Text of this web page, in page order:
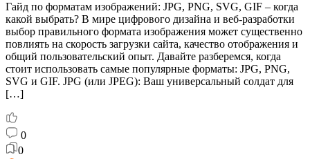
Гайд по форматам изображений: JPG, PNG, SVG, GIF – когда
какой выбрать? В мире цифрового дизайна и веб-разработки
выбор правильного формата изображения может существенно
повлиять на скорость загрузки сайта, качество отображения и
общий пользовательский опыт. Давайте разберемся, когда
стоит использовать самые популярные форматы: JPG, PNG,
SVG и GIF. JPG (или JPEG): Ваш универсальный солдат для
[…]
0
0